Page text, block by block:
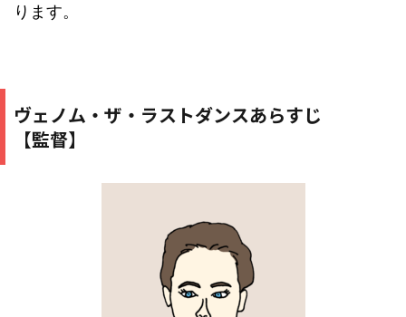
ります。
ヴェノム・ザ・ラストダンスあらすじ
【監督】